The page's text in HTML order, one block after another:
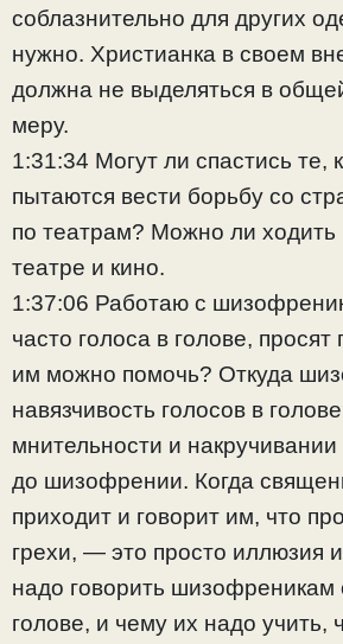
соблазнительно для других
нужно. Христианка в своем
должна не выделяться в
меру.
1:31:34 Могут ли спастись те,
пытаются вести борьбу со
по театрам? Можно ли ходить
театре и кино.
1:37:06 Работаю с
часто голоса в голове,
им можно помочь? Откуда
навязчивость голосов в
мнительности и
до шизофрении. Когда
приходит и говорит им, что
грехи, — это просто иллюзия
надо говорить шизофреникам
голове, и чему их надо учить,